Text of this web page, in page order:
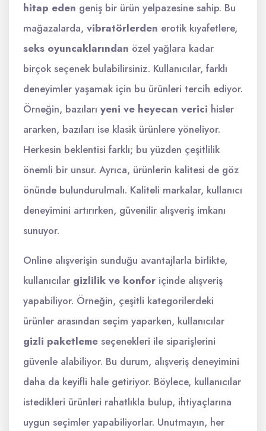
hitap eden geniş bir ürün yelpazesine sahip. Bu
mağazalarda, vibratörlerden erotik kıyafetlere,
seks oyuncaklarından özel yağlara kadar
birçok seçenek bulabilirsiniz. Kullanıcılar, farklı
deneyimler yaşamak için bu ürünleri tercih ediyor.
Örneğin, bazıları yeni ve heyecan verici hisler
ararken, bazıları ise klasik ürünlere yöneliyor.
Herkesin beklentisi farklı; bu yüzden çeşitlilik
önemli bir unsur. Ayrıca, ürünlerin kalitesi de göz
önünde bulundurulmalı. Kaliteli markalar, kullanıcı
deneyimini artırırken, güvenilir alışveriş imkanı
sunuyor.
Online alışverişin sunduğu avantajlarla birlikte,
kullanıcılar gizlilik ve konfor içinde alışveriş
yapabiliyor. Örneğin, çeşitli kategorilerdeki
ürünler arasından seçim yaparken, kullanıcılar
gizli paketleme seçenekleri ile siparişlerini
güvenle alabiliyor. Bu durum, alışveriş deneyimini
daha da keyifli hale getiriyor. Böylece, kullanıcılar
istedikleri ürünleri rahatlıkla bulup, ihtiyaçlarına
uygun seçimler yapabiliyorlar. Unutmayın, her